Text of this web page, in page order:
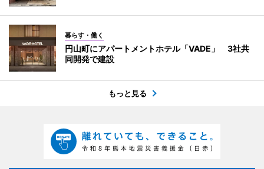
暮らす・働く
円山町にアパートメントホテル「VADE」 3社共
同開発で建設
もっと見る